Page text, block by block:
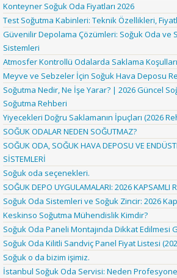
Konteyner Soğuk Oda Fiyatları 2026
Test Soğutma Kabinleri: Teknik Özellikleri,
Güvenilir Depolama Çözümleri: Soğuk Oda ve
Sistemleri
Atmosfer Kontrollü Odalarda Saklama
Meyve ve Sebzeler İçin Soğuk Hava Deposu
Soğutma Nedir, Ne İşe Yarar? | 2026 Güncel
Soğutma Rehberi
Yiyecekleri Doğru Saklamanın İpuçları (2026
SOĞUK ODALAR NEDEN SOĞUTMAZ?
SOĞUK ODA, SOĞUK HAVA DEPOSU VE
SİSTEMLERİ
Soğuk oda seçenekleri.
SOĞUK DEPO UYGULAMALARI: 2026 KAPSAMLI
Soğuk Oda Sistemleri ve Soğuk Zincir: 2026
Keskinso Soğutma Mühendislik Kimdir?
Soğuk Oda Paneli Montajında Dikkat Edilmesi
Soğuk Oda Kilitli Sandviç Panel Fiyat Listesi
Soğuk o da bizim işimiz.
İstanbul Soğuk Oda Servisi: Neden